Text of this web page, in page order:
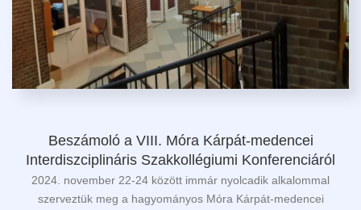
Beszámoló a VIII. Móra Kárpát-medencei
Interdiszciplináris Szakkollégiumi Konferenciáról
2024. november 22-24 között immár nyolcadik alkalommal
szerveztük meg a hagyományos Móra Kárpát-medencei